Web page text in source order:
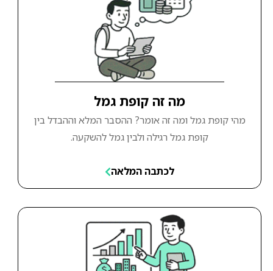
מה זה קופת גמל
מהי קופת גמל ומה זה אומר? ההסבר המלא וההבדל בין
קופת גמל רגילה ולבין גמל להשקעה.
לכתבה המלאה